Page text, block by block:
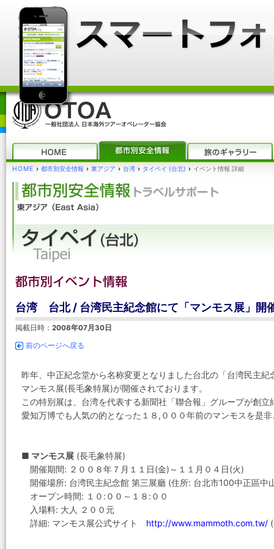
HOME › 都市別安全情報 › 東アジア › 台湾 › タイペイ (台北) › イベント情報 詳細
台湾 台北 / 台湾民主紀念館にて「マンモス展」開
掲載日時： 2008年07月30日
前のページへ戻る
昨年、中正紀念堂から名称変更となりました台北の「台湾民主紀
マンモス展(長毛象特展)が開催されております。
この特別展は、台湾を代表する新聞社「聯合報」グループが創
愛知万博でも人気の的となった１８,０００年前のマンモスを是
■ マンモス展 (長毛象特展)
開催期間: ２００８年７月１１日(金)～１１月０４日(火)
開催場所: 台湾民主紀念館 第三展廳 (住所: 台北市100中正區中
オープン時間: １０:００～１８:００
入場料: 大人 ２００元
詳細: マンモス展公式サイト http://www.mammoth.com.tw/